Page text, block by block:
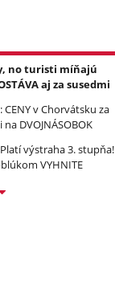
no turisti míňajú
aj za susedmi
v Chorvátsku za
DVOJNÁSOBOK
výstraha 3. stupňa!
VYHNITE